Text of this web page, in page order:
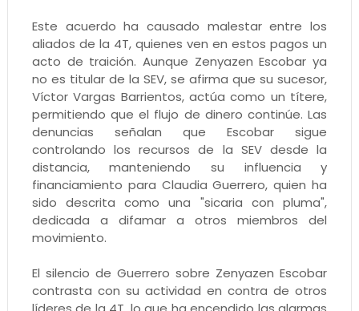
Este acuerdo ha causado malestar entre los
aliados de la 4T, quienes ven en estos pagos un
acto de traición. Aunque Zenyazen Escobar ya
no es titular de la SEV, se afirma que su sucesor,
Víctor Vargas Barrientos, actúa como un títere,
permitiendo que el flujo de dinero continúe. Las
denuncias señalan que Escobar sigue
controlando los recursos de la SEV desde la
distancia, manteniendo su influencia y
financiamiento para Claudia Guerrero, quien ha
sido descrita como una "sicaria con pluma",
dedicada a difamar a otros miembros del
movimiento.
El silencio de Guerrero sobre Zenyazen Escobar
contrasta con su actividad en contra de otros